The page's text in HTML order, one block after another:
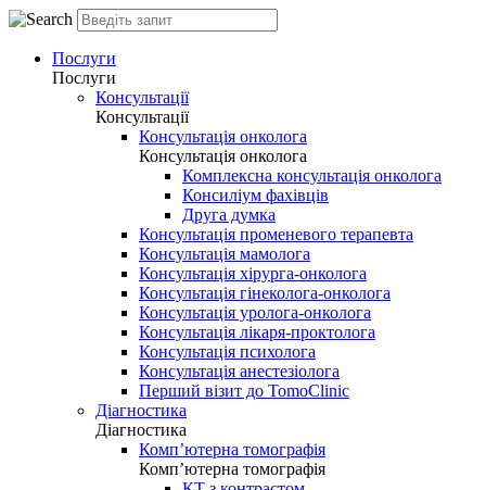
Послуги
Послуги
Консультації
Консультації
Консультація онколога
Консультація онколога
Комплексна консультація онколога
Консиліум фахівців
Друга думка
Консультація променевого терапевта
Консультація мамолога
Консультація хірурга-онколога
Консультація гінеколога-онколога
Консультація уролога-онколога
Консультація лікаря-проктолога
Консультація психолога
Консультація анестезіолога
Перший візит до TomoClinic
Діагностика
Діагностика
Комп’ютерна томографія
Комп’ютерна томографія